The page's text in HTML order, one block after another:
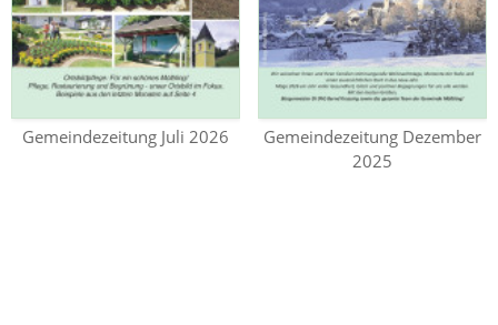
Gemeindezeitung Juli 2026
Gemeindezeitung Dezember
2025